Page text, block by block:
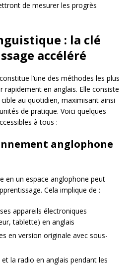
de mesurer les progrès
: la clé
accéléré
l’une des méthodes les plus
rapidement en anglais. Elle consiste
au quotidien, maximisant ainsi
de pratique. Voici quelques
à tous :
anglophone
en un espace anglophone peut
Cela implique de :
appareils électroniques
tablette) en anglais
en version originale avec sous-
la radio en anglais pendant les